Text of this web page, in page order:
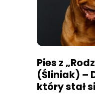
Pies z
(Śliniak) –
który stał